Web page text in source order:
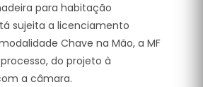
para habitação
sujeita a licenciamento
Chave na Mão, a MF
do projeto à
a câmara.